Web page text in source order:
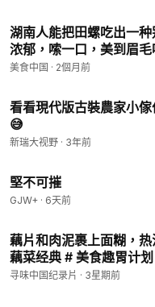
湖南人能把田螺吃出一
浓郁，嗦一口，美到眉
# 河鲜
美食中国 · 2個月前
看看現代版古裝農家小
😅
新瑞大视野 · 3年前
堅不可摧
GJW+ · 6天前
藕片和肉泥裹上面糊，
藕菜经典 # 美食趣胃计
食推荐官 # 藕夹
寻味中国纪录片 · 3星期前